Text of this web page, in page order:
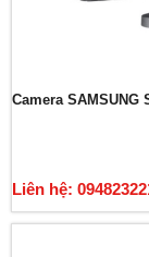
Camera SAMSUNG
Liên hệ: